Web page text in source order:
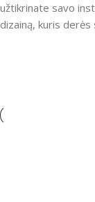
užtikrinate savo
dizainą, kuris derės